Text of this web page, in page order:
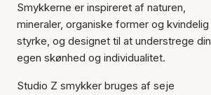
Smykkerne er inspireret af naturen,
mineraler, organiske former og kvindelig
styrke, og designet til at understrege din
egen skønhed og individualitet.
Studio Z smykker bruges af seje